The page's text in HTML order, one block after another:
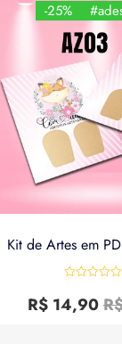
-25%
Kit de Artes em
0
de
R$14,90